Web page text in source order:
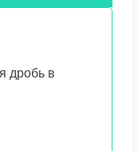
дробь в